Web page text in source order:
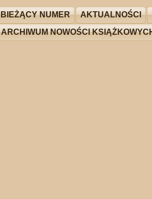
BIEŻĄCY NUMER AKTUALNOŚCI
ARCHIWUM NOWOŚCI